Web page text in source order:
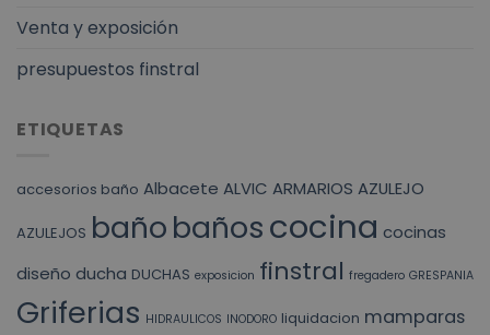
Venta y exposición
presupuestos finstral
ETIQUETAS
accesorios baño Albacete ALVIC ARMARIOS AZULEJO
AZULEJOS bañobañoscocina cocinas
diseño ducha DUCHAS exposicion finstral fregadero GRESPANIA
Griferias HIDRAULICOS INODORO liquidacion mamparas